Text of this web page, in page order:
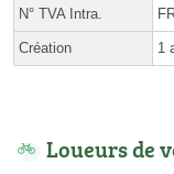
N° TVA Intra.
Création 1
Loueurs de